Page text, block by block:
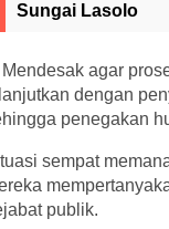
Sungai Lasolo
agar
dengan
penegakan
sempat
publik.